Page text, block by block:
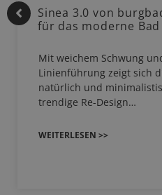
Sinea 3.0 von
für das moderne Bad
Mit weichem Schwung
Linienführung zeigt sich
natürlich und
trendige Re-Design…
WEITERLESEN >>